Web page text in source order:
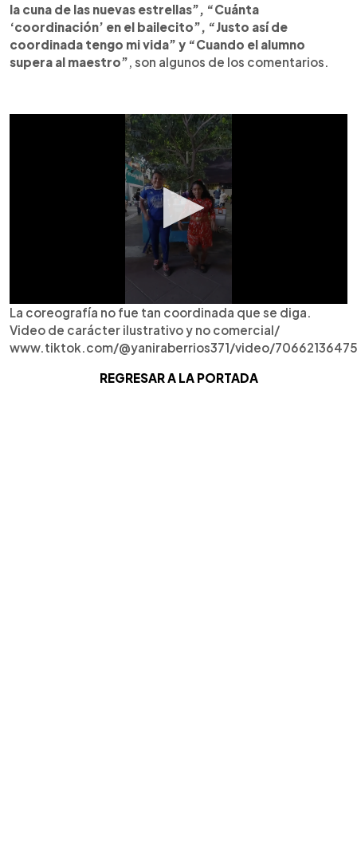
la cuna de las nuevas estrellas”, “Cuánta
‘coordinación’ en el bailecito”, “Justo así de
coordinada tengo mi vida” y “Cuando el alumno
supera al maestro” , son algunos de los comentarios.
La coreografía no fue tan coordinada que se diga.
Video de carácter ilustrativo y no comercial/
www.tiktok.com/@yaniraberrios371/video/
REGRESAR A LA PORTADA